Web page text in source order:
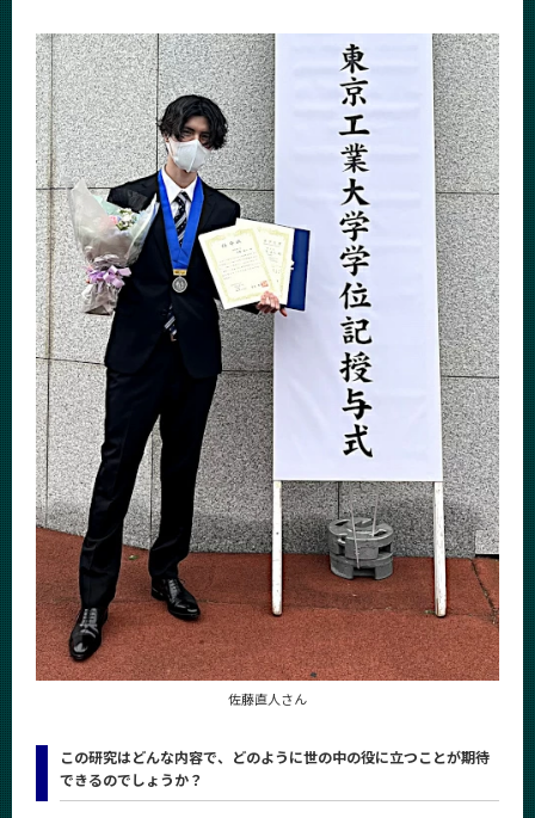
佐藤直人さん
この研究はどんな内容で、どのように世の中の役に立つことが期待
できるのでしょうか？
News 一覧
カテゴリ別
課程別
月別
イベントカレンダー
Event Calendar
サイト構成
学内向け情報
系詳細情報
CLOSE